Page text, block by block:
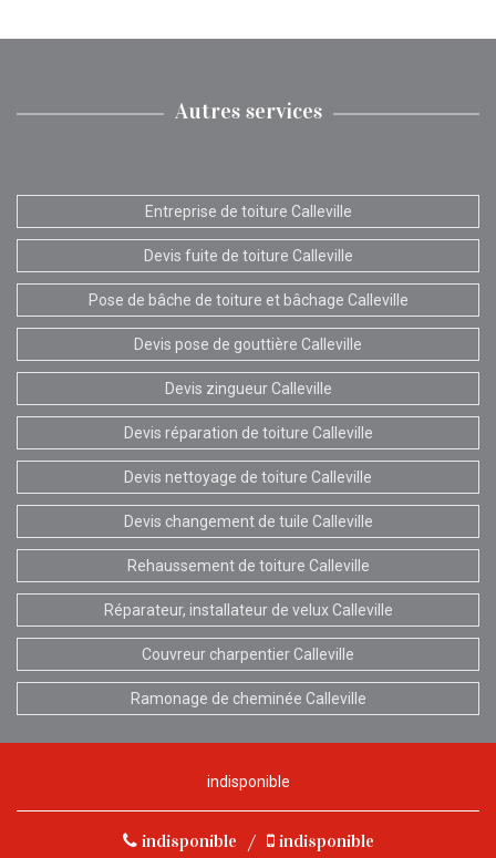
Autres services
Entreprise de toiture Calleville
Devis fuite de toiture Calleville
Pose de bâche de toiture et bâchage Calleville
Devis pose de gouttière Calleville
Devis zingueur Calleville
Devis réparation de toiture Calleville
Devis nettoyage de toiture Calleville
Devis changement de tuile Calleville
Rehaussement de toiture Calleville
Réparateur, installateur de velux Calleville
Couvreur charpentier Calleville
Ramonage de cheminée Calleville
indisponible
indisponible / indisponible